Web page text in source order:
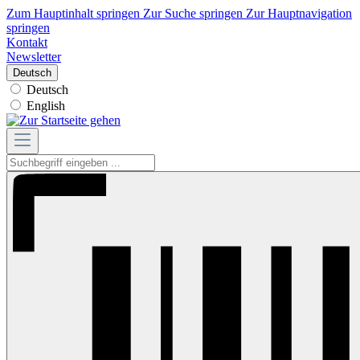
Zum Hauptinhalt springen Zur Suche springen Zur Hauptnavigation
springen
Kontakt
Newsletter
Deutsch
Deutsch
English